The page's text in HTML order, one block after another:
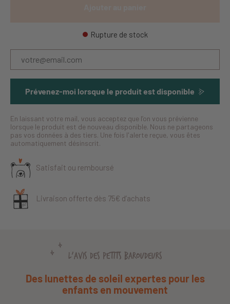
Rupture de stock
Prévenez-moi lorsque le produit est disponible
En laissant votre mail, vous acceptez que l’on vous prévienne
lorsque le produit est de nouveau disponible. Nous ne partageons
pas vos données à des tiers. Une fois l'alerte reçue, vous êtes
automatiquement désinscrit.
Satisfait ou remboursé
Livraison offerte dès 75€ d’achats
L'AVIS DES PETITS BAROUDEURS
Des lunettes de soleil expertes pour les
enfants en mouvement